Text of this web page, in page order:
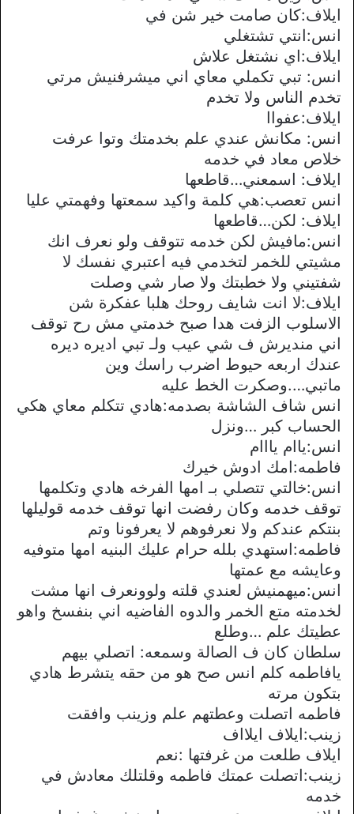
ايلاف:كان صامت خير شن في
انس:انتي تشتغلي
ايلاف:اي نشتغل علاش
انس: تبي تكملي معاي اني ميشرفنيش مرتي
تخدم الناس ولا تخدم
ايلاف:عفواا
انس: مكانش عندي علم بخدمتك وتوا عرفت
خلاص معاد في خدمه
ايلاف: اسمعني…قاطعها
انس تعصب:هي كلمة واكيد سمعتها وفهمتي عليا
ايلاف: لكن…قاطعها
انس:مافيش لكن خدمه تتوقف ولو نعرف انك
مشيتي للخمر لتخدمي فيه اعتبري نفسك لا
شفتيني ولا خطبتك ولا صار شي وصلت
ايلاف:لا انت شايف روحك هلبا عفكرة شن
الاسلوب الزفت هدا صبح خدمتي مش رح توقف
اني منديرش ف شي عيب ولـ تبي اديره ديره
عندك اربعه حيوط اضرب راسك وين
ماتبي….وصكرت الخط عليه
انس شاف الشاشة بصدمه:هادي تتكلم معاي هكي
الحساب كبر …ونزل
انس:ياام يااام
فاطمه:امك ادوش خيرك
انس:خالتي تتصلي بـ امها الفرخه هادي وتكلمها
توقف خدمه وكان رفضت انها توقف خدمه قوليلها
بنتكم عندكم ولا نعرفوهم لا يعرفونا وتم
فاطمه:استهدي بلله حرام عليك البنيه امها متوفيه
وعايشه مع عمتها
انس:ميهمنيش لعندي قلته ولوونعرف انها مشت
لخدمته متع الخمر والدوه الفاضيه اني بنفسخ واهو
عطيتك علم …وطلع
سلطان كان ف الصالة وسمعه: اتصلي بيهم
يافاطمه كلم انس صح هو من حقه يتشرط هادي
بتكون مرته
فاطمه اتصلت وعطتهم علم وزينب وافقت
زينب:ايلاف ايلااف
ايلاف طلعت من غرفتها :نعم
زينب:اتصلت عمتك فاطمه وقلتلك معادش في
خدمه